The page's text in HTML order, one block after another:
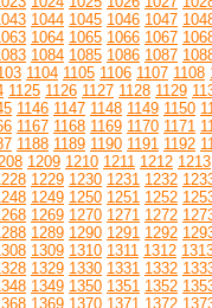
1044 1045 1046 1047
1064 1065 1066 1067
1084 1085 1086 1087
1104 1105 1106 1107 1108
1125 1126 1127 1128 1129
1146 1147 1148 1149 1150
1167 1168 1169 1170 1171
1188 1189 1190 1191 1192
1209 1210 1211 1212 1213
1229 1230 1231 1232
1249 1250 1251 1252
1269 1270 1271 1272
1289 1290 1291 1292
1309 1310 1311 1312
1329 1330 1331 1332
1349 1350 1351 1352
1369 1370 1371 1372